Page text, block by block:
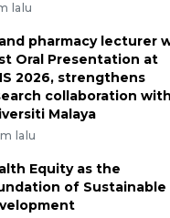
lalu
pharmacy lecturer
Oral Presentation at
2026, strengthens
collaboration with
Malaya
lalu
Equity as the
of Sustainable